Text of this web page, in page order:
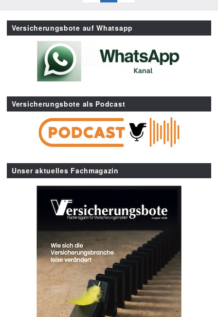
Versicherungsbote auf Whatsapp
Versicherungsbote als Podcast
Unser aktuelles Fachmagazin